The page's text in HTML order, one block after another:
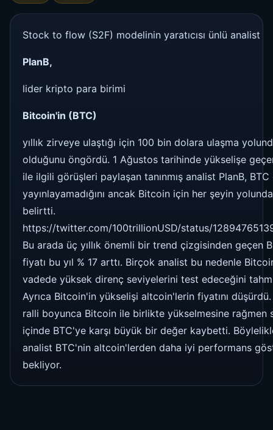
Stock to flow (S2F) modelinin yaratıcısı ünlü analist
PlanB,
lider kripto para birimi
Bitcoin'in (BTC)
yıllık zirveye ulaştığı için 100 bin dolara ulaşma
olduğunu öngördü. 1 Ağustos tarihinde yükselişe
ile ilgili görüşleri paylaşan tanınmış analist PlanB,
yayınlayamadığını ancak Bitcoin için her şeyin
belirtti.
https://twitter.com/100trillionUSD/status/
Bu arada üç yıllık önemli bir trend çizgisinden geçen
fiyatı bu yıl % 17 arttı. Birçok analist bu nedenle
vadede yüksek direnç seviyelerini test edeceğini
Ayrıca Bitcoin'in yükselişi altcoin'lerin fiyatını
ralli boyunca Bitcoin ile birlikte yükselmesine rağmen
içinde BTC'ye karşı büyük bir değer kaybetti.
analist BTC'nin altcoin'lerden daha iyi performans
bekliyor.